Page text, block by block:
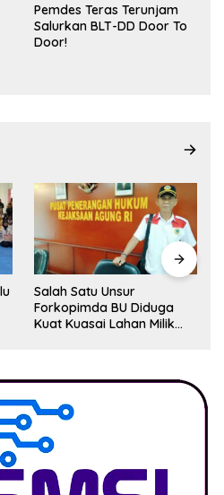
Pemdes Teras Terunjam
Salurkan BLT-DD Door To
Door!
Salah Satu Unsur
Forkopimda BU Diduga
Kuat Kuasai Lahan Milik